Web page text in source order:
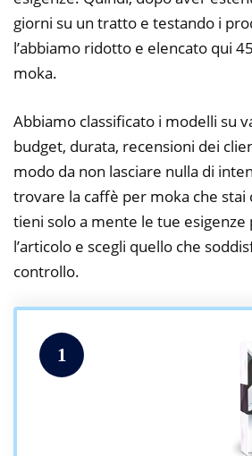
giorni su un tratto e testando i
l’abbiamo ridotto e elencato qui
moka.
Abbiamo classificato i modelli su
budget, durata, recensioni dei
modo da non lasciare nulla di
trovare la caffè per moka che stai
tieni solo a mente le tue esigenze
l’articolo e scegli quello che
controllo.
1